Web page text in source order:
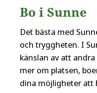
Bo i Sunne
Det bästa med
och tryggheten. I
känslan av att
mer om platsen,
dina möjligheter att